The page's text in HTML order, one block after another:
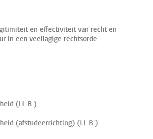
en effectiviteit van recht en
in een veellagige rechtsorde
(LL.B.)
(afstudeerrichting) (LL.B.)